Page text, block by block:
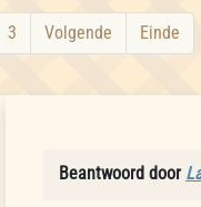
3 Volgende Einde
Beantwoord door